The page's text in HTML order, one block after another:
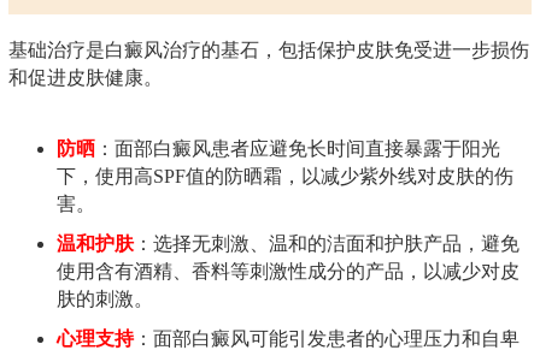
基础治疗是白癜风治疗的基石，包括保护皮肤免受进一步损伤
和促进皮肤健康。
防晒 ：面部白癜风患者应避免长时间直接暴露于阳光
下，使用高SPF值的防晒霜，以减少紫外线对皮肤的伤
害。
温和护肤：选择无刺激、温和的洁面和护肤产品，避免
使用含有酒精、香料等刺激性成分的产品，以减少对皮
肤的刺激。
心理支持：面部白癜风可能引发患者的心理压力和自卑